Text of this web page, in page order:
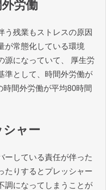
労働
う残業もストレスの原因
が常態化している環境
源になっていて、 厚生労
準として、時間外労働が
時間外労働が平均80時間
シャー
ーしている責任が伴った
たりするとプレッシャー
調になってしまうことが